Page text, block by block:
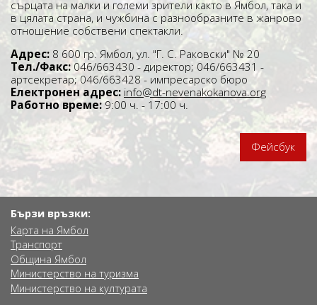
сърцата на малки и големи зрители както в Ямбол, така и
в цялата страна, и чужбина с разнообразните в жанрово
отношение собствени спектакли.
Адрес: 8 600 гр. Ямбол, ул. "Г. С. Раковски" № 20
Тел./Факс: 046/663430 - директор; 046/663431 -
артсекретар; 046/663428 - импресарско бюро
Електронен адрес: info@dt-nevenakokanova.org
Работно време:9:00 ч. - 17:00 ч.
Фейсбук
Бързи връзки:
Карта на Ямбол
Транспорт
Община Ямбол
Министерство на туризма
Министерство на културата